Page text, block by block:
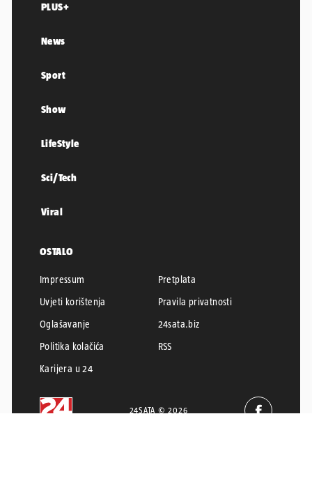
PLUS+
News
Sport
Show
LifeStyle
Sci/Tech
Viral
OSTALO
Impressum
Pretplata
Uvjeti korištenja
Pravila privatnosti
Oglašavanje
24sata.biz
Politika kolačića
RSS
Karijera u 24
24SATA © 2026